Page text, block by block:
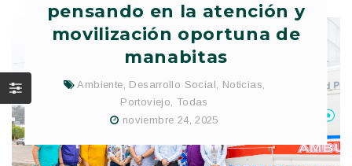
pensando en la atención y
movilización oportuna de
manabitas
Ambiente, Desarrollo Social, Noticias,
Portoviejo, Todas
noviembre 24, 2025